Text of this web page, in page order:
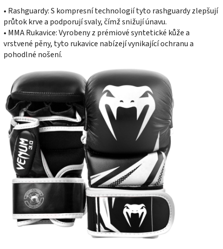
• Rashguardy: S kompresní technologií tyto rashguardy zlepšují
průtok krve a podporují svaly, čímž snižují únavu.
• MMA Rukavice: Vyrobeny z prémiové syntetické kůže a
vrstvené pěny, tyto rukavice nabízejí vynikající ochranu a
pohodlné nošení.